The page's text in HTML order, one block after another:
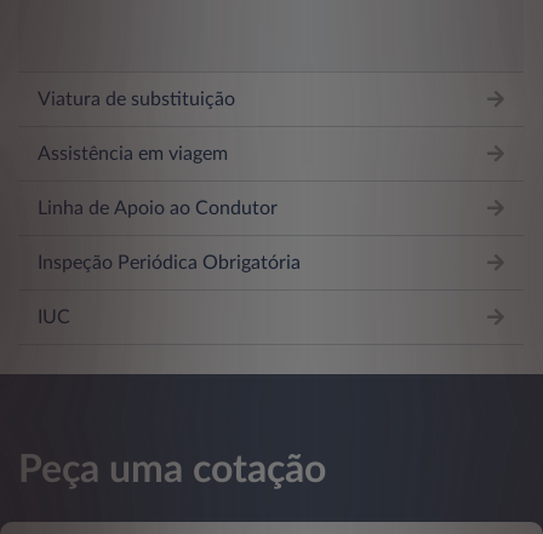
Viatura de substituição
Assistência em viagem
Linha de Apoio ao Condutor
Inspeção Periódica Obrigatória
IUC
Peça uma cotação